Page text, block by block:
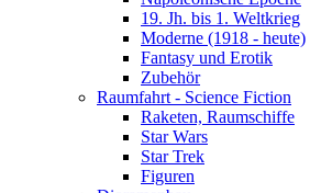
19. Jh. bis 1. Weltkrieg
Moderne (1918 - heute)
Fantasy und Erotik
Zubehör
Raumfahrt - Science Fiction
Raketen, Raumschiffe
Star Wars
Star Trek
Figuren